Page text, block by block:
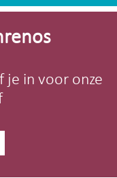
je in voor onze